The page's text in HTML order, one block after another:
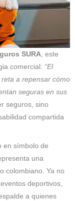
SURA , este
comercial: “El
a repensar cómo
seguras en sus
seguros, sino
compartida
en símbolo de
una
colombiano. Ya no
deportivos,
a quienes